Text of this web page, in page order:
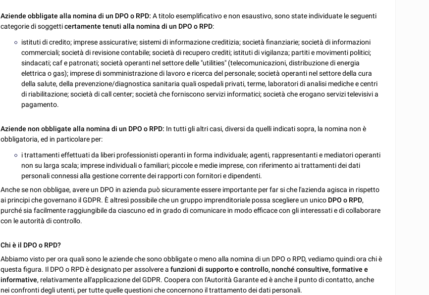
Aziende obbligate alla nomina di un DPO o RPD:A titolo esemplificativo e non esaustivo, sono state individuate le seguenti
categorie di soggetticertamente tenuti alla nomina di un DPO o RPD:
istituti di credito; imprese assicurative; sistemi di informazione creditizia; società finanziarie; società di informazioni
commerciali; società di revisione contabile; società di recupero crediti; istituti di vigilanza; partiti e movimenti politici;
sindacati; caf e patronati; società operanti nel settore delle "utilities" (telecomunicazioni, distribuzione di energia
elettrica o gas); imprese di somministrazione di lavoro e ricerca del personale; società operanti nel settore della cura
della salute, della prevenzione/diagnostica sanitaria quali ospedali privati, terme, laboratori di analisi mediche e centri
di riabilitazione; società di call center; società che forniscono servizi informatici; società che erogano servizi televisivi a
pagamento.
Aziende non obbligate alla nomina di un DPO o RPD: In tutti gli altri casi, diversi da quelli indicati sopra, la nomina non è
obbligatoria, ed in particolare per:
i trattamenti effettuati da liberi professionisti operanti in forma individuale; agenti, rappresentanti e mediatori operanti
non su larga scala; imprese individuali o familiari; piccole e medie imprese, con riferimento ai trattamenti dei dati
personali connessi alla gestione corrente dei rapporti con fornitori e dipendenti.
Anche se non obbligae, avere un DPO in azienda può sicuramente essere importante per far si che l'azienda agisca in rispetto
ai principi che governano il GDPR. È altresì possibile che un gruppo imprenditoriale possa scegliere un unico DPO o RPD,
purché sia facilmente raggiungibile da ciascuno ed in grado di comunicare in modo efficace con gli interessati e di collaborare
con le autorità di controllo.
Chi è il DPO o RPD?
Abbiamo visto per ora quali sono le aziende che sono obbligate o meno alla nomina di un DPO o RPD, vediamo quindi ora chi è
questa figura. Il DPO o RPD è designato per assolvere afunzioni di supporto e controllo, nonché consultive, formative e
informative, relativamente all'applicazione del GDPR. Coopera con l'Autorità Garante ed è anche il punto di contatto, anche
nei confronti degli utenti, per tutte quelle questioni che concernono il trattamento dei dati personali.